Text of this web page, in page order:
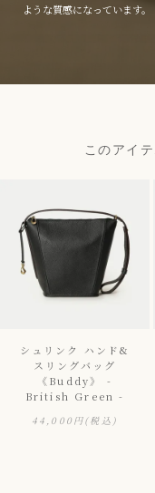
ような質感になっています。
このアイ
シュリンク ハンド&
スリングバッグ
《Buddy》 -
British Green -
44,000円(税込)